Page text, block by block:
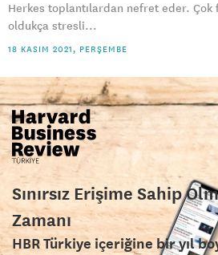
Herkes toplantılardan nefret eder. Çok
oldukça stresli...
18 KASIM 2021, PERŞEMBE
Sınırsız Erişime Sahip
Zamanı
HBR Türkiye içeriğine bir yıl